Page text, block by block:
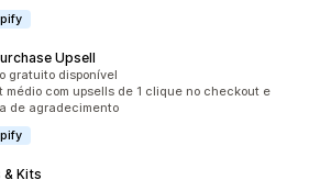
Upsell
todo
gratuito disponível
médio com upsells de 1 clique no checkout e
de agradecimento
& Kits